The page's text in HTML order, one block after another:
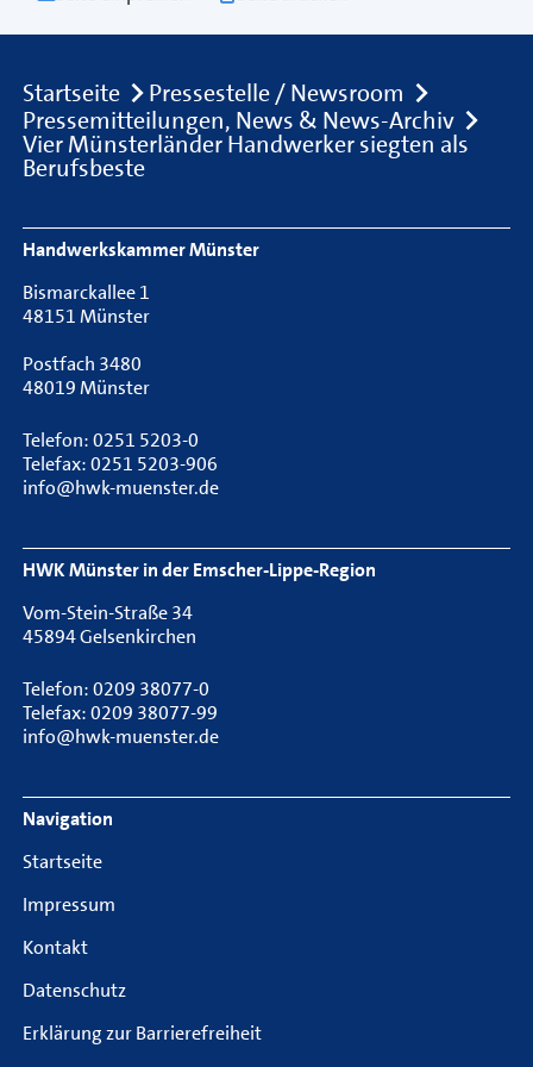
Breadcrumb
Startseite
Pressestelle / Newsroom
Pressemitteilungen, News & News-Archiv
Vier Münsterländer Handwerker siegten als
Berufsbeste
Footer Navigation
Handwerkskammer Münster
Bismarckallee 1
48151 Münster
Postfach 3480
48019 Münster
Telefon: 0251 5203-0
Telefax: 0251 5203-906
info@hwk-muenster.de
HWK Münster in der Emscher-Lippe-Region
Vom-Stein-Straße 34
45894 Gelsenkirchen
Telefon: 0209 38077-0
Telefax: 0209 38077-99
info@hwk-muenster.de
Navigation
Startseite
Impressum
Kontakt
Datenschutz
Erklärung zur Barrierefreiheit